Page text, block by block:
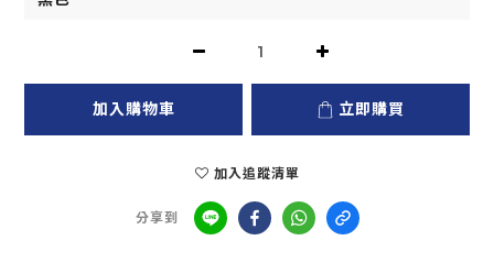
加入購物車 立即購買
加入追蹤清單
分享到